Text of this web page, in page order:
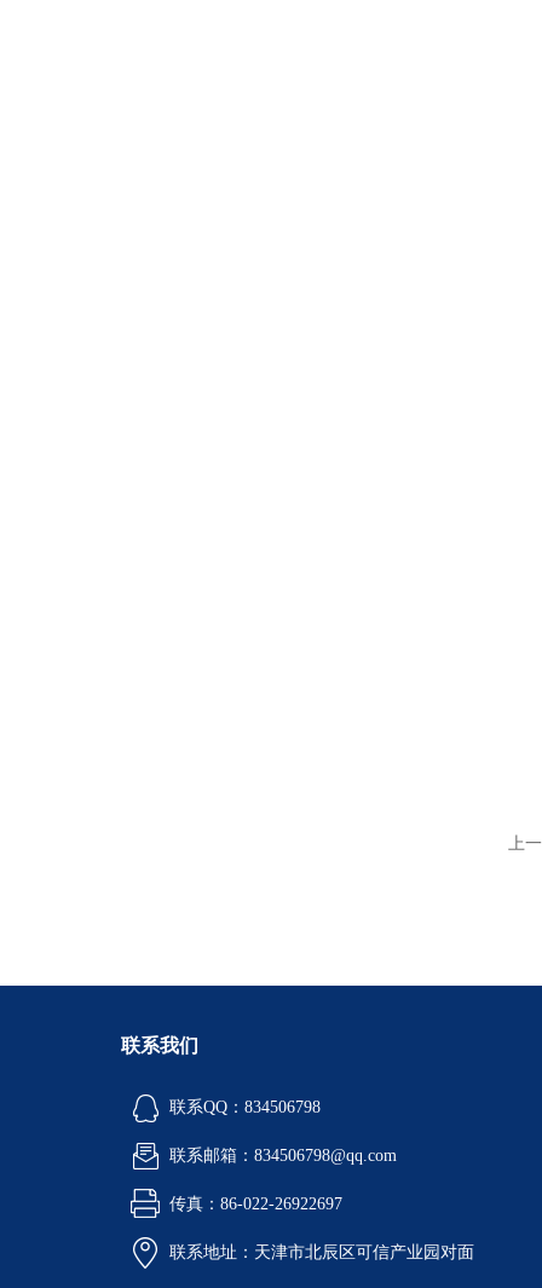
上
联系我们
联系QQ：834506798
联系邮箱：834506798@qq.com
传真：86-022-26922697
联系地址：天津市北辰区可信产业园对面